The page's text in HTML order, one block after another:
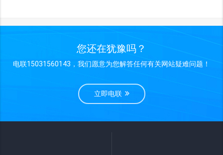
您还在犹豫吗？
电联15031560143，我们愿意为您解答任何有关网站疑难问题！
立即电联